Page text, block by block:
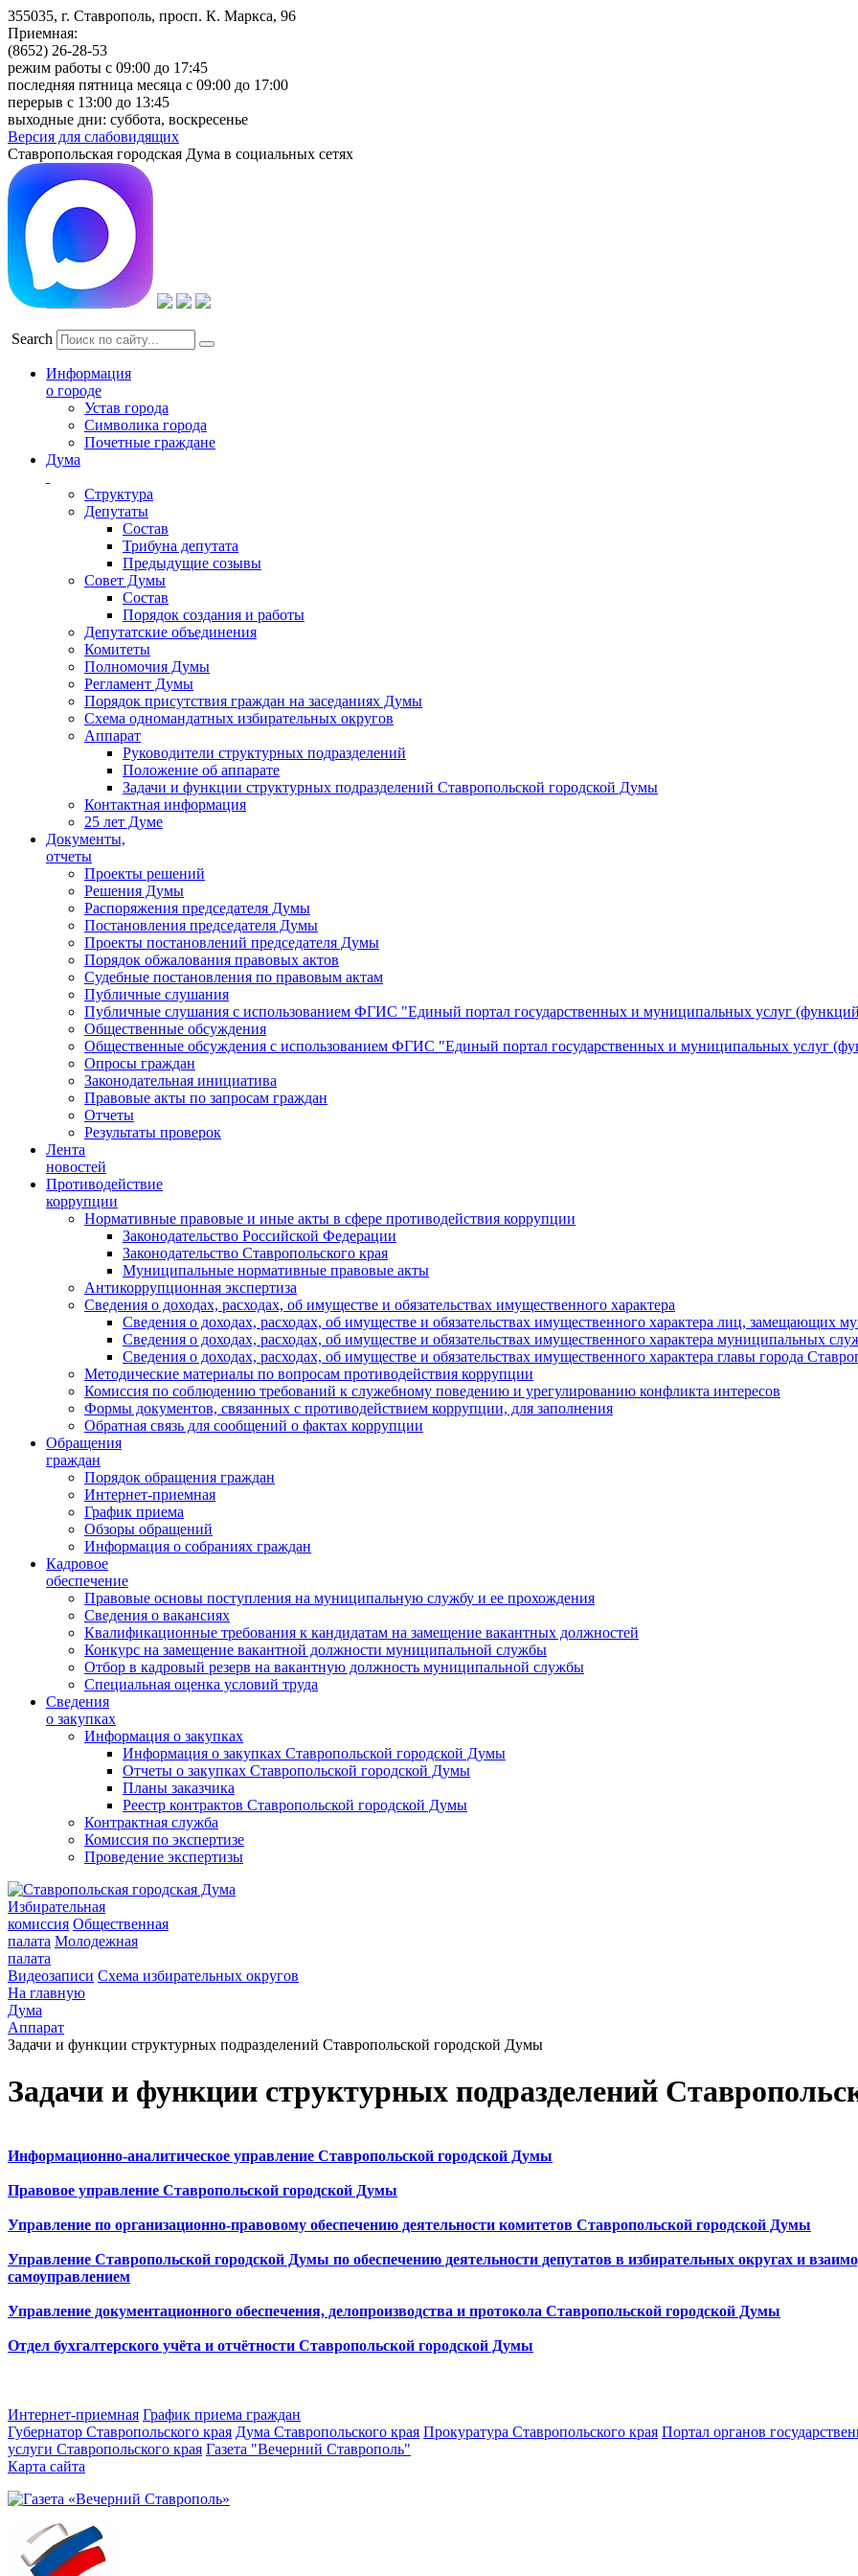
355035, г. Ставрополь, просп. К. Маркса, 96
Приемная:
(8652) 26-28-53
режим работы с 09:00 до 17:45
последняя пятница месяца с 09:00 до 17:00
перерыв с 13:00 до 13:45
выходные дни: суббота, воскресенье
Версия для слабовидящих
Ставропольская городская Дума в социальных сетях
Search
Информация
о городе
Устав города
Символика города
Почетные граждане
Дума
Структура
Депутаты
Состав
Трибуна депутата
Предыдущие созывы
Совет Думы
Состав
Порядок создания и работы
Депутатские объединения
Комитеты
Полномочия Думы
Регламент Думы
Порядок присутствия граждан на заседаниях Думы
Схема одномандатных избирательных округов
Аппарат
Руководители структурных подразделений
Положение об аппарате
Задачи и функции структурных подразделений Ставропольской городской Думы
Контактная информация
25 лет Думе
Документы,
отчеты
Проекты решений
Решения Думы
Распоряжения председателя Думы
Постановления председателя Думы
Проекты постановлений председателя Думы
Порядок обжалования правовых актов
Судебные постановления по правовым актам
Публичные слушания
Публичные слушания с использованием ФГИС "Единый портал государственных и муниципальных услуг
Общественные обсуждения
Общественные обсуждения с использованием ФГИС "Единый портал государственных и муниципальных услуг
Опросы граждан
Законодательная инициатива
Правовые акты по запросам граждан
Отчеты
Результаты проверок
Лента
новостей
Противодействие
коррупции
Нормативные правовые и иные акты в сфере противодействия коррупции
Законодательство Российской Федерации
Законодательство Ставропольского края
Муниципальные нормативные правовые акты
Антикоррупционная экспертиза
Сведения о доходах, расходах, об имуществе и обязательствах имущественного характера
Сведения о доходах, расходах, об имуществе и обязательствах имущественного характера лиц,
Сведения о доходах, расходах, об имуществе и обязательствах имущественного характера муниципальных
Сведения о доходах, расходах, об имуществе и обязательствах имущественного характера главы города
Методические материалы по вопросам противодействия коррупции
Комиссия по соблюдению требований к служебному поведению и урегулированию конфликта интересов
Формы документов, связанных с противодействием коррупции, для заполнения
Обратная связь для сообщений о фактах коррупции
Обращения
граждан
Порядок обращения граждан
Интернет-приемная
График приема
Обзоры обращений
Информация о собраниях граждан
Кадровое
обеспечение
Правовые основы поступления на муниципальную службу и ее прохождения
Сведения о вакансиях
Квалификационные требования к кандидатам на замещение вакантных должностей
Конкурс на замещение вакантной должности муниципальной службы
Отбор в кадровый резерв на вакантную должность муниципальной службы
Специальная оценка условий труда
Сведения
о закупках
Информация о закупках
Информация о закупках Ставропольской городской Думы
Отчеты о закупках Ставропольской городской Думы
Планы заказчика
Реестр контрактов Ставропольской городской Думы
Контрактная служба
Комиссия по экспертизе
Проведение экспертизы
Избирательная
комиссия Общественная
палата Молодежная
палата
Видеозаписи Схема избирательных округов
На главную
Дума
Аппарат
Задачи и функции структурных подразделений Ставропольской городской Думы
Задачи и функции структурных подразделений
Информационно-аналитическое управление Ставропольской городской Думы
Правовое управление Ставропольской городской Думы
Управление по организационно-правовому обеспечению деятельности комитетов Ставропольской городской Думы
Управление Ставропольской городской Думы по обеспечению деятельности депутатов в избирательных округах и
самоуправлением
Управление документационного обеспечения, делопроизводства и протокола Ставропольской городской Думы
Отдел бухгалтерского учёта и отчётности Ставропольской городской Думы
Интернет-приемная График приема граждан
Губернатор Ставропольского края Дума Ставропольского края Прокуратура Ставропольского края Портал органов
услуги Ставропольского края Газета "Вечерний Ставрополь"
Карта сайта